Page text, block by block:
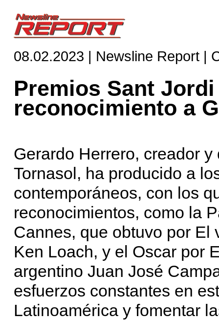
08.02.2023 | Newsline Report |
Premios Sant
reconocimiento a
Gerardo Herrero, creador
Tornasol, ha producido a
contemporáneos, con los
reconocimientos, como la
Cannes, que obtuvo por El
Ken Loach, y el Oscar por
argentino Juan José
esfuerzos constantes en
Latinoamérica y fomentar